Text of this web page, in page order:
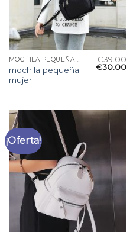
MOCHILA PEQUEÑA MUJER
mochila pequeña
mujer
€39.00
€30.00
¡Oferta!